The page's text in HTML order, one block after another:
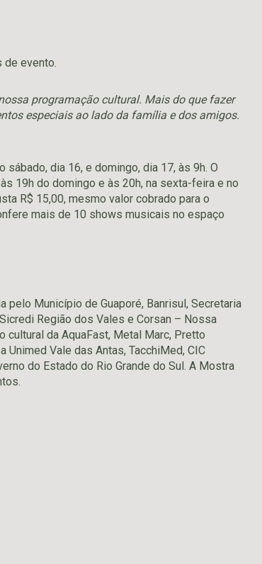
de evento.
programação cultural. Mais do que fazer
especiais ao lado da família e dos amigos.
dia 16, e domingo, dia 17, às 9h. O
19h do domingo e às 20h, na sexta-feira e no
R$ 15,00, mesmo valor cobrado para o
mais de 10 shows musicais no espaço
pelo Município de Guaporé, Banrisul, Secretaria
Região dos Vales e Corsan – Nossa
cultural da AquaFast, Metal Marc, Pretto
Vale das Antas, TacchiMed, CIC
do Estado do Rio Grande do Sul. A Mostra